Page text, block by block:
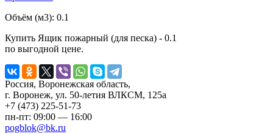
Объём (м3): 0.1
Купить Ящик пожарный (для песка) - 0.1
по выгодной цене.
Россия, Воронежская область,
г. Воронеж, ул. 50-летия ВЛКСМ, 125а
+7 (473) 225-51-73
пн-пт: 09:00 — 16:00
pogblok@bk.ru